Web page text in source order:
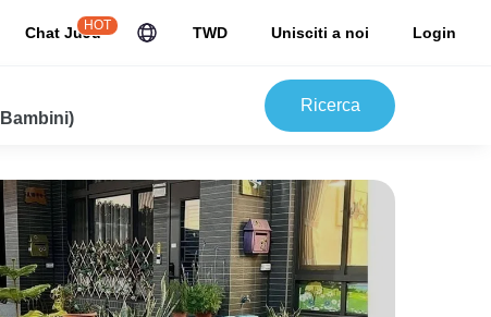
Chat JuJu
HOT TWD Unisciti a noi Login
Ricerca